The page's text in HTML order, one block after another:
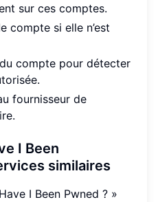
sur ces comptes.
compte si elle n’est
compte pour détecter
fournisseur de
I Been
similaires
I Been Pwned ? »